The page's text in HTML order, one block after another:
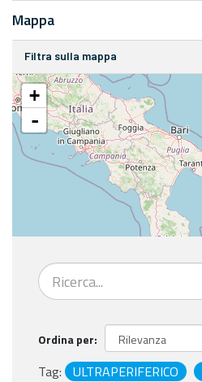
Mappa
Filtra sulla mappa
+
-
Ordina per
Tag: ULTRAPERIFERICO